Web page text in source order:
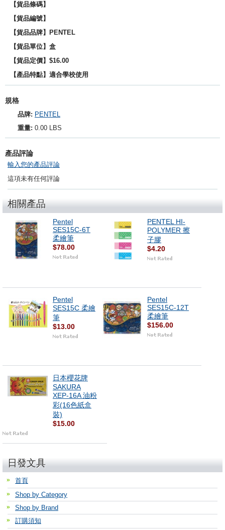
【貨品條碼】
【貨品編號】
【貨品品牌】
PENTEL
【貨品單位】盒
【貨品定價】$16.00
【產品特點】適合學校使用
規格
品牌: PENTEL
重量: 0.00 LBS
產品評論
輸入您的產品評論
這項未有任何評論
相關產品
Pentel
SES15C-6T
柔繪筆
$78.00
PENTEL HI-
POLYMER 擦
子膠
$4.20
Pentel
SES15C 柔繪
筆
$13.00
Pentel
SES15C-12T
柔繪筆
$156.00
日本櫻花牌
SAKURA
XEP-16A 油粉
彩(16色紙盒
裝)
$15.00
日發文具
首頁
Shop by Category
Shop by Brand
訂購須知